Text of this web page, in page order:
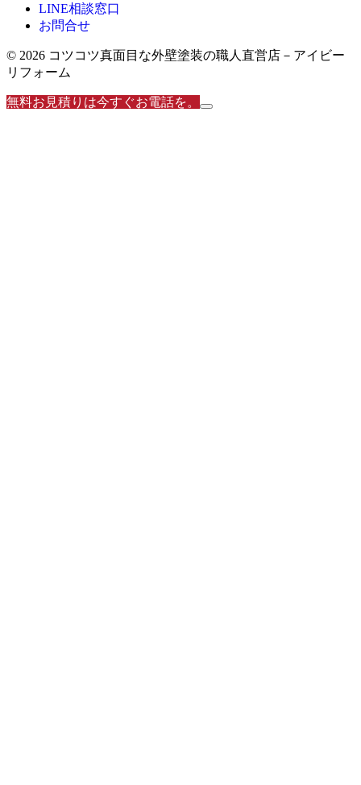
LINE相談窓口
お問合せ
© 2026 コツコツ真面目な外壁塗装の職人直営店－アイビー
リフォーム
無料お見積りは今すぐお電話を。